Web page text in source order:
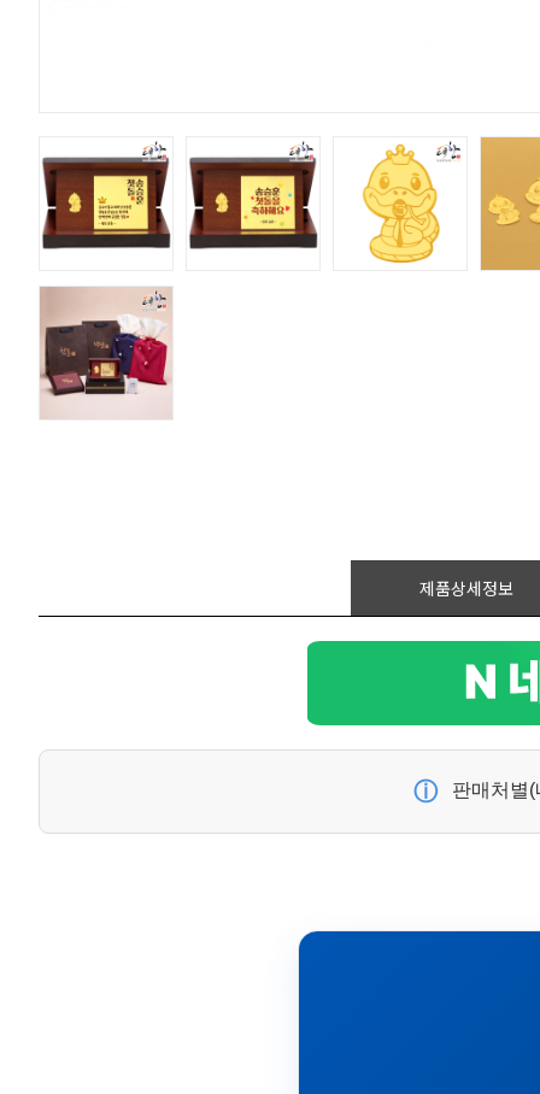
제품상세정보
ⓘ 판매처별